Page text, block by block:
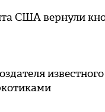
США вернули